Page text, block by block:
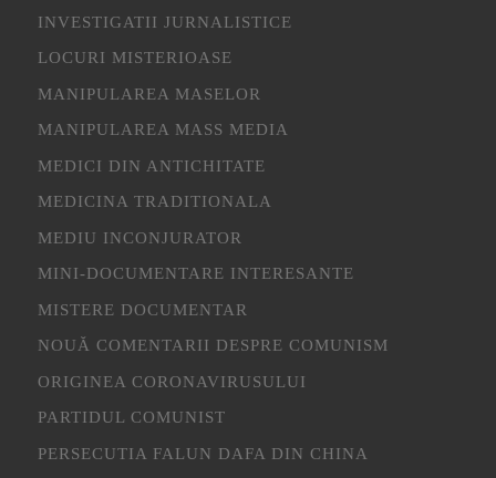
INVESTIGATII JURNALISTICE
LOCURI MISTERIOASE
MANIPULAREA MASELOR
MANIPULAREA MASS MEDIA
MEDICI DIN ANTICHITATE
MEDICINA TRADITIONALA
MEDIU INCONJURATOR
MINI-DOCUMENTARE INTERESANTE
MISTERE DOCUMENTAR
NOUĂ COMENTARII DESPRE COMUNISM
ORIGINEA CORONAVIRUSULUI
PARTIDUL COMUNIST
PERSECUTIA FALUN DAFA DIN CHINA